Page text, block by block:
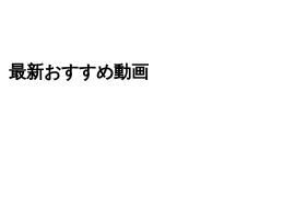
最新おすすめ動画